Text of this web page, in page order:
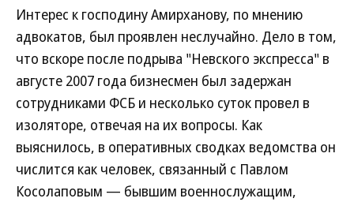
Интерес к господину Амирханову, по мнению
адвокатов, был проявлен неслучайно. Дело в том,
что вскоре после подрыва "Невского экспресса" в
августе 2007 года бизнесмен был задержан
сотрудниками ФСБ и несколько суток провел в
изоляторе, отвечая на их вопросы. Как
выяснилось, в оперативных сводках ведомства он
числится как человек, связанный с Павлом
Косолаповым — бывшим военнослужащим,